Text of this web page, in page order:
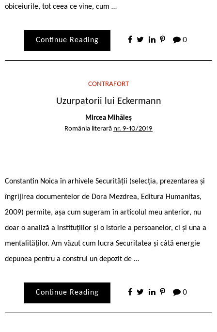
obiceiurile, tot ceea ce vine, cum …
Continue Reading 0
CONTRAFORT
Uzurpatorii lui Eckermann
Mircea Mihăieș
România literară nr. 9-10/2019
Constantin Noica în arhivele Securității (selecția, prezentarea și
îngrijirea documentelor de Dora Mezdrea, Editura Humanitas,
2009) permite, așa cum sugeram în articolul meu anterior, nu
doar o analiză a instituțiilor și o istorie a persoanelor, ci și una a
mentalităților. Am văzut cum lucra Securitatea și câtă energie
depunea pentru a construi un depozit de …
Continue Reading 0